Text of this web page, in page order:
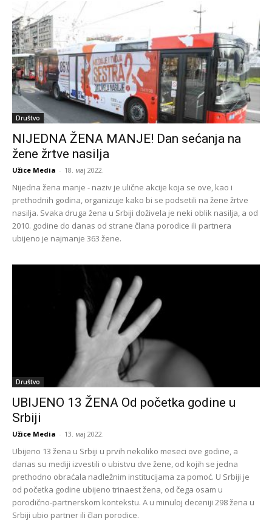
Društvo
NIJEDNA ŽENA MANJE! Dan sećanja na
žene žrtve nasilja
Užice Media - 18. мај 2022.
Nijedna žena manje - naziv je ulične akcije koja se ove, kao i
prethodnih godina, organizuje kako bi se podsetili na žene žrtve
nasilja. Svaka druga žena u Srbiji doživela je neki oblik nasilja, a od
2010. godine do danas od strane člana porodice ili partnera
ubijeno je najmanje 363 žene.
Društvo
UBIJENO 13 ŽENA Od početka godine u
Srbiji
Užice Media - 13. мај 2022.
Ubijeno 13 žena u Srbiji u prvih nekoliko meseci ove godine, a
danas su mediji izvestili o ubistvu dve žene, od kojih se jedna
prethodno obraćala nadležnim institucijama za pomoć. U Srbiji je
od početka godine ubijeno trinaest žena, od čega osam u
porodično-partnerskom kontekstu. A u minuloj deceniji 298 žena u
Srbiji ubio partner ili član porodice.